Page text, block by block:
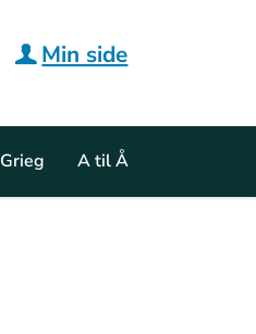
Min side
Grieg A til Å